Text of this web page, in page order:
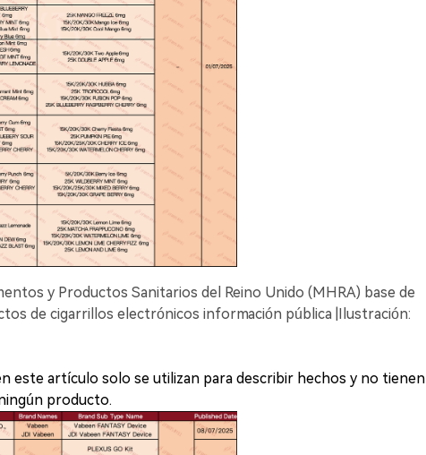
y Productos Sanitarios del Reino Unido (MHRA) base de
de cigarrillos electrónicos información pública |Ilustración:
este artículo solo se utilizan para describir hechos y no tienen
producto.